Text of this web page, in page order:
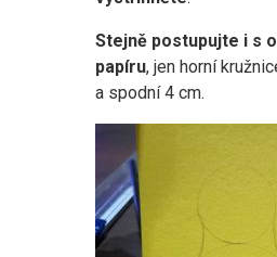
Stejně postupujte i s
papíru, jen horní
a spodní 4 cm.